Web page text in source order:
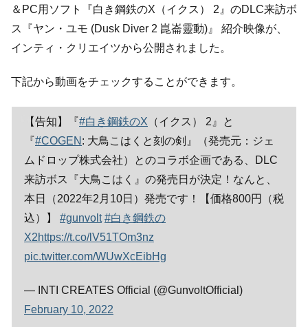
＆PC用ソフト『白き鋼鉄のX（イクス） 2』のDLC来訪ボ
ス『ヤン・ユモ (Dusk Diver 2 崑崙靈動)』 紹介映像が、
インティ・クリエイツから公開されました。
下記から動画をチェックすることができます。
【告知】『#白き鋼鉄のX （イクス） 2』と
『#COGEN : 大鳥こはくと刻の剣』（発売元：ジェ
ムドロップ株式会社）とのコラボ企画である、DLC
来訪ボス『大鳥こはく』の発売日が決定！なんと、
本日（2022年2月10日）発売です！【価格800円（税
込）】 #gunvolt #白き鋼鉄の
X2https://t.co/lV51TOm3nz
pic.twitter.com/WUwXcEibHg
— INTI CREATES Official (@GunvoltOfficial)
February 10, 2022